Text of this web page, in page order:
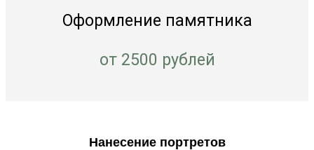
Оформление памятника
от 2500 рублей
Нанесение портретов